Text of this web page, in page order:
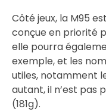
Côté jeux, la M95
conçue en priorité
elle pourra
exemple, et les
utiles, notamment
autant, il n’est pas
(181g).